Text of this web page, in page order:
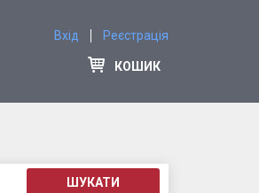
Вхід Реєстрація
КОШИК
ШУКАТИ